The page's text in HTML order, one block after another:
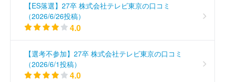
【ES落選】27卒 株式会社テレビ東京の口コミ
（2026/6/26投稿）
4.0
【選考不参加】27卒 株式会社テレビ東京の口コミ
（2026/6/1投稿）
4.0